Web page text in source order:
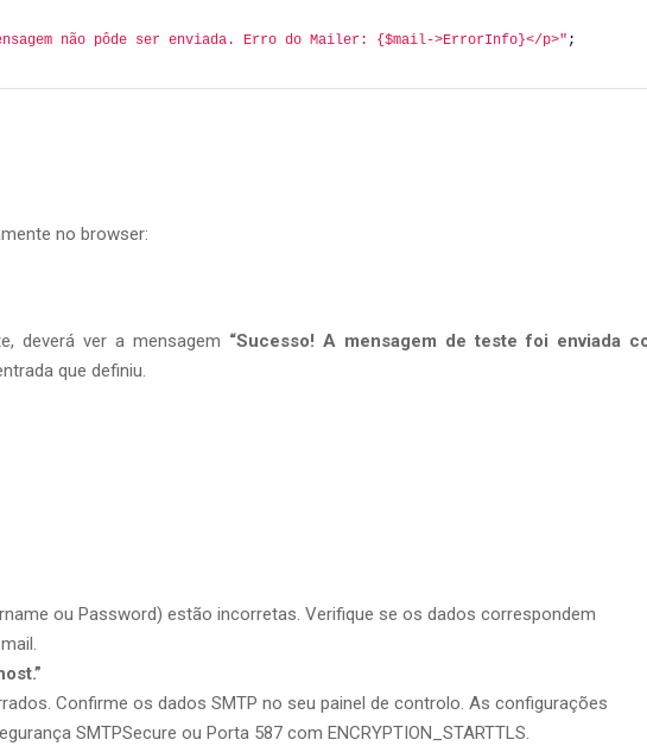
não pôde ser enviada. Erro do Mailer: {$mail->ErrorInfo}</p>" ;
no browser:
deverá ver a mensagem “Sucesso! A mensagem de teste foi enviada
que definiu.
ou Password) estão incorretas. Verifique se os dados correspondem
Confirme os dados SMTP no seu painel de controlo. As configurações
SMTPSecure ou Porta 587 com ENCRYPTION_STARTTLS.